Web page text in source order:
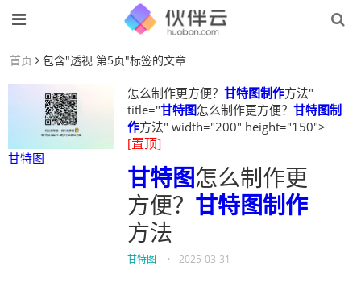
首页 包含"透视 第5页"标签的文章
甘特图
怎么制作更方便？ 甘特图制作方法"
title="甘特图怎么制作更方便？ 甘特图制
作方法" width="200" height="150">
[置顶]
甘特图怎么制作更
方便？ 甘特图制作
方法
甘特图 • 2025-03-31